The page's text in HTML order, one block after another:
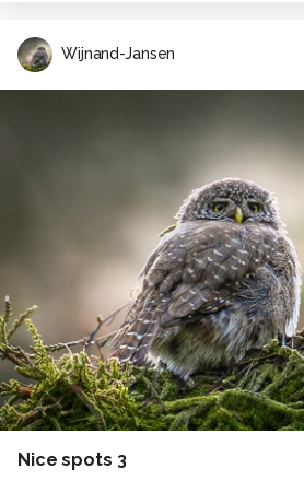
Wijnand-Jansen
Nice spots 3